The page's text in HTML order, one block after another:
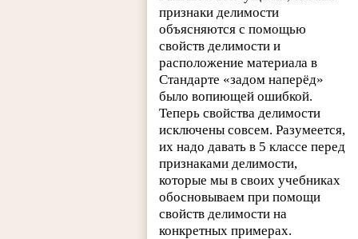
признаки делимости
объясняются с помощью
свойств делимости и
расположение материала в
Стандарте «задом наперёд»
было вопиющей ошибкой.
Теперь свойства делимости
исключены совсем. Разумеется,
их надо давать в 5 классе перед
признаками делимости,
которые мы в своих учебниках
обосновываем при помощи
свойств делимости на
конкретных примерах.